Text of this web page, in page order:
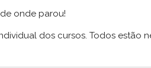
onde parou!
dos cursos. Todos estão